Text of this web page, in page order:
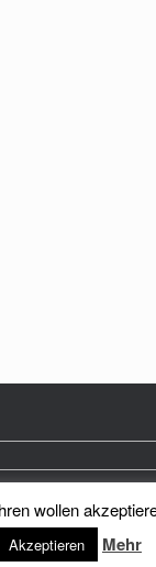
e.V. Theme by
wollen
Akzeptieren Mehr